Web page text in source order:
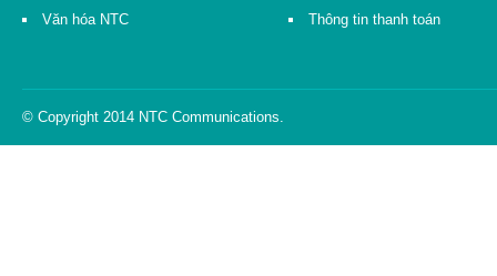
Văn hóa NTC
Thông tin thanh toán
© Copyright 2014 NTC Communications.